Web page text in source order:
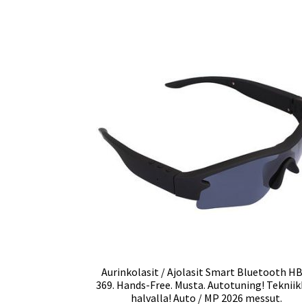
Aurinkolasit / Ajolasit Smart Bluetooth
369. Hands-Free. Musta. Autotuning!
halvalla! Auto / MP 2026 messut.